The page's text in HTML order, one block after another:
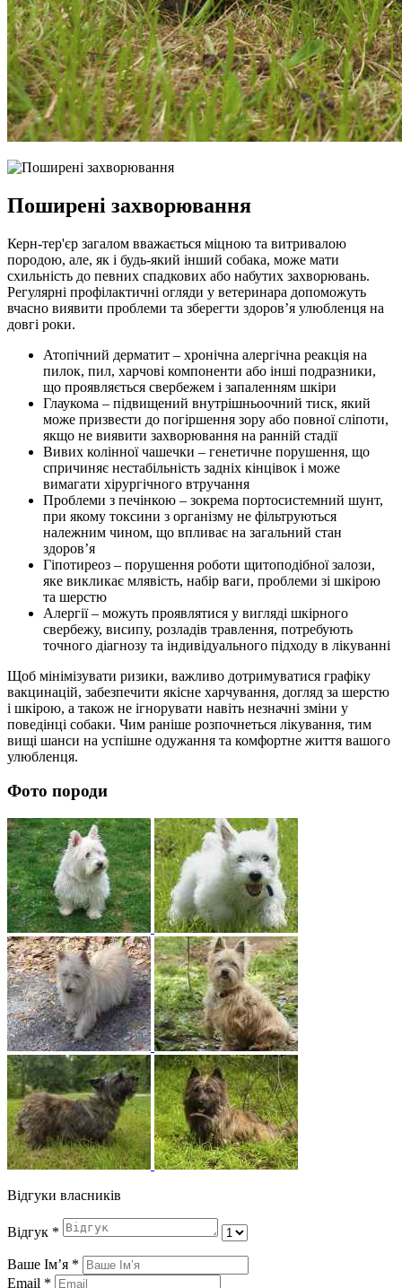
Поширені захворювання
Керн-тер'єр загалом вважається міцною та витривалою
породою, але, як і будь-який інший собака, може мати
схильність до певних спадкових або набутих захворювань.
Регулярні профілактичні огляди у ветеринара допоможуть
вчасно виявити проблеми та зберегти здоров’я улюбленця на
довгі роки.
Атопічний дерматит – хронічна алергічна реакція на
пилок, пил, харчові компоненти або інші подразники,
що проявляється свербежем і запаленням шкіри
Глаукома – підвищений внутрішньоочний тиск, який
може призвести до погіршення зору або повної сліпоти,
якщо не виявити захворювання на ранній стадії
Вивих колінної чашечки – генетичне порушення, що
спричиняє нестабільність задніх кінцівок і може
вимагати хірургічного втручання
Проблеми з печінкою – зокрема портосистемний шунт,
при якому токсини з організму не фільтруються
належним чином, що впливає на загальний стан
здоров’я
Гіпотиреоз – порушення роботи щитоподібної залози,
яке викликає млявість, набір ваги, проблеми зі шкірою
та шерстю
Алергії – можуть проявлятися у вигляді шкірного
свербежу, висипу, розладів травлення, потребують
точного діагнозу та індивідуального підходу в лікуванні
Щоб мінімізувати ризики, важливо дотримуватися графіку
вакцинацій, забезпечити якісне харчування, догляд за шерстю
і шкірою, а також не ігнорувати навіть незначні зміни у
поведінці собаки. Чим раніше розпочнеться лікування, тим
вищі шанси на успішне одужання та комфортне життя вашого
улюбленця.
Фото породи
Відгуки власників
Відгук *
Ваше Імʼя *
Email *